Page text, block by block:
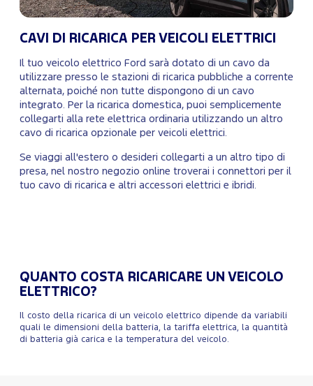
CAVI DI RICARICA PER VEICOLI ELETTRICI
Il tuo veicolo elettrico Ford sarà dotato di un cavo da
utilizzare presso le stazioni di ricarica pubbliche a corrente
alternata, poiché non tutte dispongono di un cavo
integrato. Per la ricarica domestica, puoi semplicemente
collegarti alla rete elettrica ordinaria utilizzando un altro
cavo di ricarica opzionale per veicoli elettrici.
Se viaggi all'estero o desideri collegarti a un altro tipo di
presa, nel nostro negozio online troverai i connettori per il
tuo cavo di ricarica e altri accessori elettrici e ibridi.
QUANTO COSTA RICARICARE UN VEICOLO
ELETTRICO?
Il costo della ricarica di un veicolo elettrico dipende da variabili
quali le dimensioni della batteria, la tariffa elettrica, la quantità
di batteria già carica e la temperatura del veicolo.